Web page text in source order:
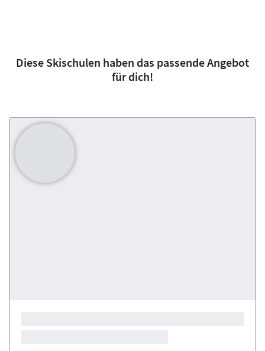
Diese Skischulen haben das passende Angebot
für dich!